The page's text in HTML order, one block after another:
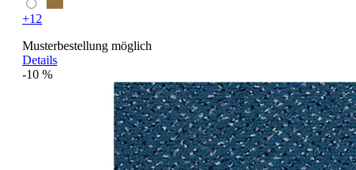
+12
Musterbestellung möglich
Details
-10 %